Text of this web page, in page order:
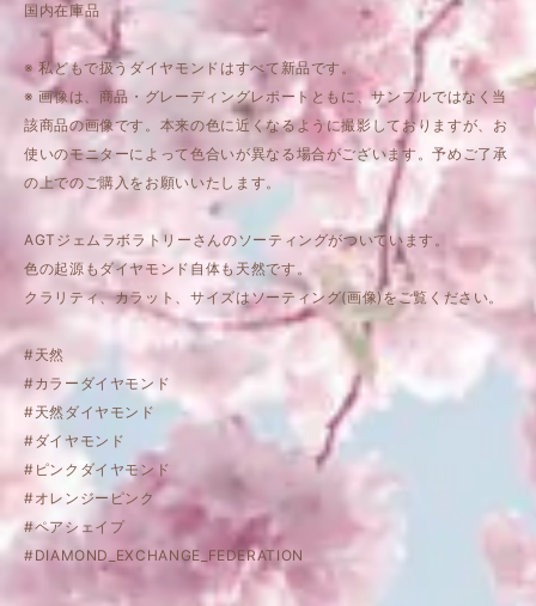
国内在庫品
※ 私どもで扱うダイヤモンドはすべて新品です。
※ 画像は、商品・グレーディングレポートともに、サンプルではなく当
該商品の画像です。本来の色に近くなるように撮影しておりますが、お
使いのモニターによって色合いが異なる場合がございます。予めご了承
の上でのご購入をお願いいたします。
AGTジェムラボラトリーさんのソーティングがついています。
色の起源もダイヤモンド自体も天然です。
クラリティ、カラット、サイズはソーティング(画像)をご覧ください。
#天然
#カラーダイヤモンド
#天然ダイヤモンド
#ダイヤモンド
#ピンクダイヤモンド
#オレンジーピンク
#ペアシェイプ
#DIAMOND_EXCHANGE_FEDERATION